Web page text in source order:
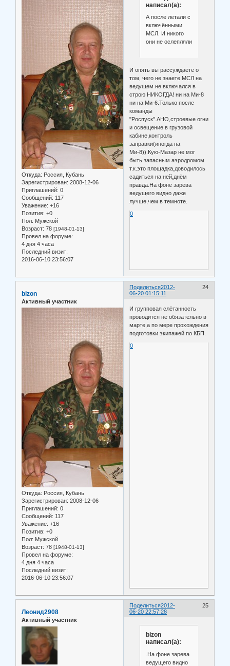
Откуда: Россия, Кубань
Зарегистрирован: 2008-12-06
Приглашений: 0
Сообщений: 117
Уважение: +16
Позитив: +0
Пол: Мужской
Возраст: 78 [1948-01-13]
Провел на форуме:
4 дня 4 часа
Последний визит:
2016-06-10 23:56:07
написал(а):
А после летали с
включёнными
МСЛ. И никого
они не ослепляли
И опять вы рассуждаете о
том, чего не знаете.МСЛ на
ведущем не включался в
строю НИКОГДА! ни на Ми-8
ни на Ми-6.Только после
команды
"Роспуск".АНО,строевые огни
и освещение в грузовой
кабине,контроль
заправки(иногда на
Ми-8)).Кую-Мазар не мог
быть запасным аэродромом
т.к.это площадка,доводилось
садиться на ней,днём
правда.На фоне зарева
ведущего видно даже
лучше,чем в темноте.
0
Поделиться 24
2012-
06-20 01:15:11
bizon
Активный участник
Откуда: Россия, Кубань
Зарегистрирован: 2008-12-06
Приглашений: 0
Сообщений: 117
Уважение: +16
Позитив: +0
Пол: Мужской
Возраст: 78 [1948-01-13]
Провел на форуме:
4 дня 4 часа
Последний визит:
2016-06-10 23:56:07
И групповая слётанность
проводится не обязательно в
марте,а по мере прохождения
подготовки экипажей по КБП.
0
Поделиться 25
2012-
06-20 22:57:28
Леонид2908
Активный участник
bizon
написал(а):
.На фоне зарева
ведущего видно